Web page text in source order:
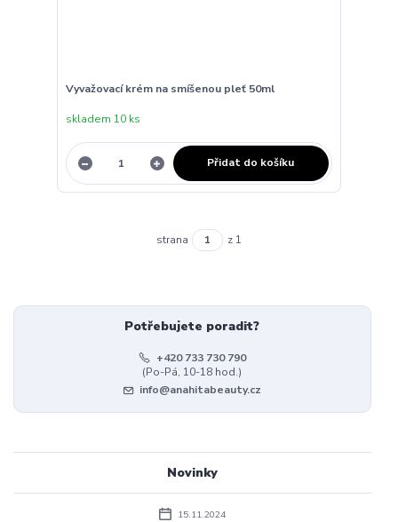
Vyvažovací krém na smíšenou pleť 50ml
skladem 10 ks
Přidat do košíku
strana z 1
Potřebujete poradit?
+420 733 730 790
(Po-Pá, 10-18 hod.)
info@anahitabeauty.cz
Novinky
15.11.2024